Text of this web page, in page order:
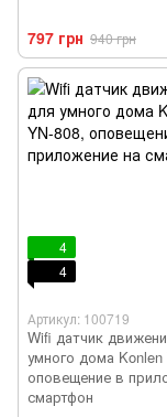
797 грн 940 грн
4
4
Артикул: 100719
Wifi датчик
умного дома Konlen
оповещение в
смартфон